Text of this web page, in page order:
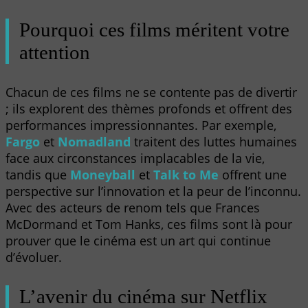
Pourquoi ces films méritent votre
attention
Chacun de ces films ne se contente pas de divertir
; ils explorent des thèmes profonds et offrent des
performances impressionnantes. Par exemple,
Fargo et Nomadland traitent des luttes humaines
face aux circonstances implacables de la vie,
tandis que Moneyball et Talk to Me offrent une
perspective sur l’innovation et la peur de l’inconnu.
Avec des acteurs de renom tels que Frances
McDormand et Tom Hanks, ces films sont là pour
prouver que le cinéma est un art qui continue
d’évoluer.
L’avenir du cinéma sur Netflix